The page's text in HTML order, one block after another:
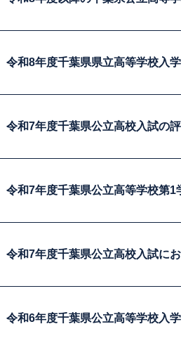
令和8年度千葉県県立高等学校入
令和7年度千葉県公立高校入試の
令和7年度千葉県公立高等学校第1
令和7年度千葉県公立高校入試に
令和6年度千葉県公立高等学校入